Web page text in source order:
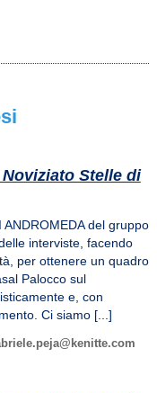
Noviziato Stelle di
del gruppo
interviste, facendo
per ottenere un quadro
Palocco sul
e, con
Ci siamo [...]